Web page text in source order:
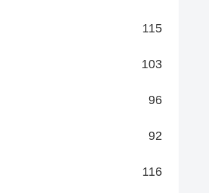
115
103
96
92
116